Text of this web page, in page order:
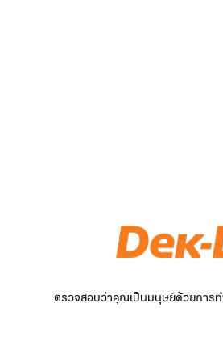
ตรวจสอบว่าคุณเป็นมนุษย์ด้วยการท